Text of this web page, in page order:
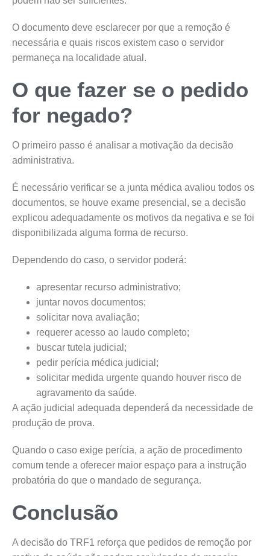
O documento deve esclarecer por que a remoção é
necessária e quais riscos existem caso o servidor
permaneça na localidade atual.
O que fazer se o pedido
for negado?
O primeiro passo é analisar a motivação da decisão
administrativa.
É necessário verificar se a junta médica avaliou todos os
documentos, se houve exame presencial, se a decisão
explicou adequadamente os motivos da negativa e se foi
disponibilizada alguma forma de recurso.
Dependendo do caso, o servidor poderá:
apresentar recurso administrativo;
juntar novos documentos;
solicitar nova avaliação;
requerer acesso ao laudo completo;
buscar tutela judicial;
pedir perícia médica judicial;
solicitar medida urgente quando houver risco de
agravamento da saúde.
A ação judicial adequada dependerá da necessidade de
produção de prova.
Quando o caso exige perícia, a ação de procedimento
comum tende a oferecer maior espaço para a instrução
probatória do que o mandado de segurança.
Conclusão
A decisão do TRF1 reforça que pedidos de remoção por